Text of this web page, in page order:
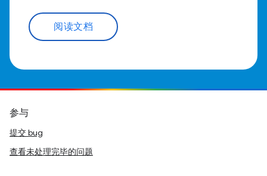
阅读文档
参与
提交 bug
查看未处理完毕的问题